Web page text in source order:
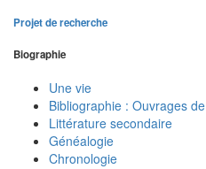
Projet de recherche
Biographie
Une vie
Bibliographie : Ouvrages
Littérature secondaire
Généalogie
Chronologie